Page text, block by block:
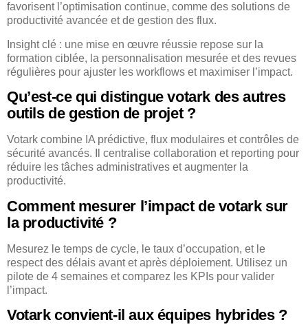
favorisent l’optimisation continue, comme des solutions de
productivité avancée et de gestion des flux.
Insight clé : une mise en œuvre réussie repose sur la
formation ciblée, la personnalisation mesurée et des revues
régulières pour ajuster les workflows et maximiser l’impact.
Qu’est-ce qui distingue votark des autres
outils de gestion de projet ?
Votark combine IA prédictive, flux modulaires et contrôles de
sécurité avancés. Il centralise collaboration et reporting pour
réduire les tâches administratives et augmenter la
productivité.
Comment mesurer l’impact de votark sur
la productivité ?
Mesurez le temps de cycle, le taux d’occupation, et le
respect des délais avant et après déploiement. Utilisez un
pilote de 4 semaines et comparez les KPIs pour valider
l’impact.
Votark convient-il aux équipes hybrides ?